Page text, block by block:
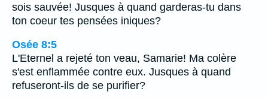
sois sauvée! Jusques à quand garderas-tu dans
ton coeur tes pensées iniques?
Osée 8:5
L'Eternel a rejeté ton veau, Samarie! Ma colère
s'est enflammée contre eux. Jusques à quand
refuseront-ils de se purifier?